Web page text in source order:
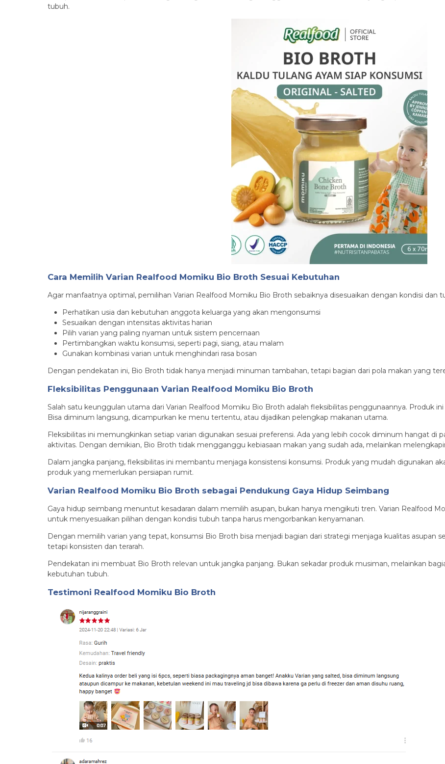
tubuh.
Cara Memilih Varian Realfood Momiku Bio Broth Sesuai Kebutuhan
Agar manfaatnya optimal, pemilihan Varian Realfood Momiku Bio Broth sebaiknya disesuaikan dengan kondisi dan
Perhatikan usia dan kebutuhan anggota keluarga yang akan mengonsumsi
Sesuaikan dengan intensitas aktivitas harian
Pilih varian yang paling nyaman untuk sistem pencernaan
Pertimbangkan waktu konsumsi, seperti pagi, siang, atau malam
Gunakan kombinasi varian untuk menghindari rasa bosan
Dengan pendekatan ini, Bio Broth tidak hanya menjadi minuman tambahan, tetapi bagian dari pola makan yang
Fleksibilitas Penggunaan Varian Realfood Momiku Bio Broth
Salah satu keunggulan utama dari Varian Realfood Momiku Bio Broth adalah fleksibilitas penggunaannya. Produk
Bisa diminum langsung, dicampurkan ke menu tertentu, atau dijadikan pelengkap makanan utama.
Fleksibilitas ini memungkinkan setiap varian digunakan sesuai preferensi. Ada yang lebih cocok diminum hangat di
aktivitas. Dengan demikian, Bio Broth tidak mengganggu kebiasaan makan yang sudah ada, melainkan
Dalam jangka panjang, fleksibilitas ini membantu menjaga konsistensi konsumsi. Produk yang mudah digunakan
produk yang memerlukan persiapan rumit.
Varian Realfood Momiku Bio Broth sebagai Pendukung Gaya Hidup Seimbang
Gaya hidup seimbang menuntut kesadaran dalam memilih asupan, bukan hanya mengikuti tren. Varian Realfood
untuk menyesuaikan pilihan dengan kondisi tubuh tanpa harus mengorbankan kenyamanan.
Dengan memilih varian yang tepat, konsumsi Bio Broth bisa menjadi bagian dari strategi menjaga kualitas asupan
tetapi konsisten dan terarah.
Pendekatan ini membuat Bio Broth relevan untuk jangka panjang. Bukan sekadar produk musiman, melainkan
kebutuhan tubuh.
Testimoni Realfood Momiku Bio Broth